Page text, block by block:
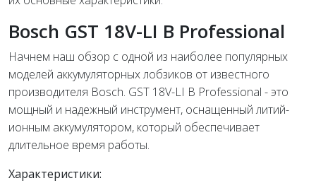
Bosch GST 18V-LI B Professional
Начнем наш обзор с одной из наиболее популярных
моделей аккумуляторных лобзиков от известного
производителя Bosch. GST 18V-LI B Professional - это
мощный и надежный инструмент, оснащенный литий-
ионным аккумулятором, который обеспечивает
длительное время работы.
Характеристики: